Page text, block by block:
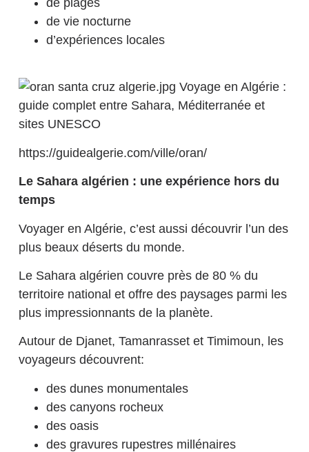
de plages
de vie nocturne
d’expériences locales
https://guidealgerie.com/ville/oran/
Le Sahara algérien : une expérience hors du
temps
Voyager en Algérie, c’est aussi découvrir l’un des
plus beaux déserts du monde.
Le Sahara algérien couvre près de 80 % du
territoire national et offre des paysages parmi les
plus impressionnants de la planète.
Autour de Djanet, Tamanrasset et Timimoun, les
voyageurs découvrent:
des dunes monumentales
des canyons rocheux
des oasis
des gravures rupestres millénaires